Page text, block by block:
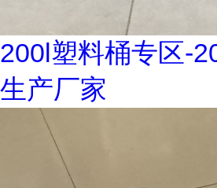
200l塑料桶专区-
生产厂家